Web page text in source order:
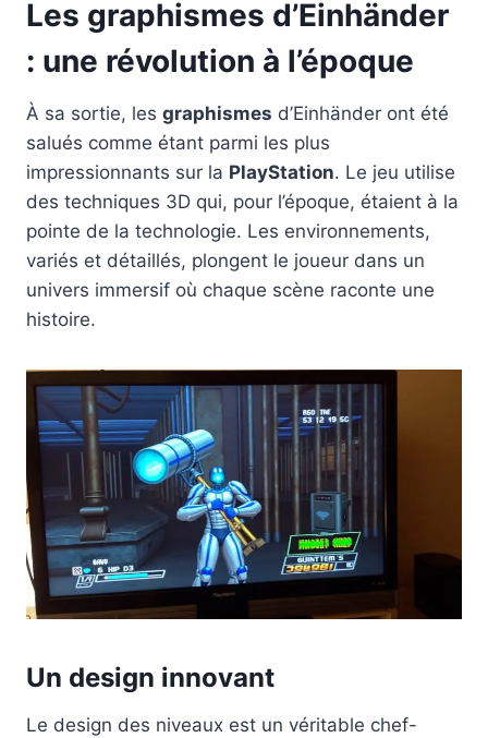
Les graphismes d’Einhänder
: une révolution à l’époque
À sa sortie, les graphismes d’Einhänder ont été
salués comme étant parmi les plus
impressionnants sur la PlayStation. Le jeu utilise
des techniques 3D qui, pour l’époque, étaient à la
pointe de la technologie. Les environnements,
variés et détaillés, plongent le joueur dans un
univers immersif où chaque scène raconte une
histoire.
Un design innovant
Le design des niveaux est un véritable chef-